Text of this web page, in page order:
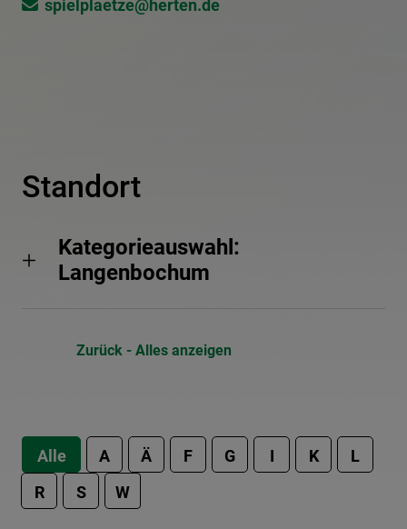
spielplaetze@​herten.de
Standort
Kategorieauswahl:
Langenbochum
Zurück - Alles anzeigen
Alle A Ä F G I K
L
R
S W